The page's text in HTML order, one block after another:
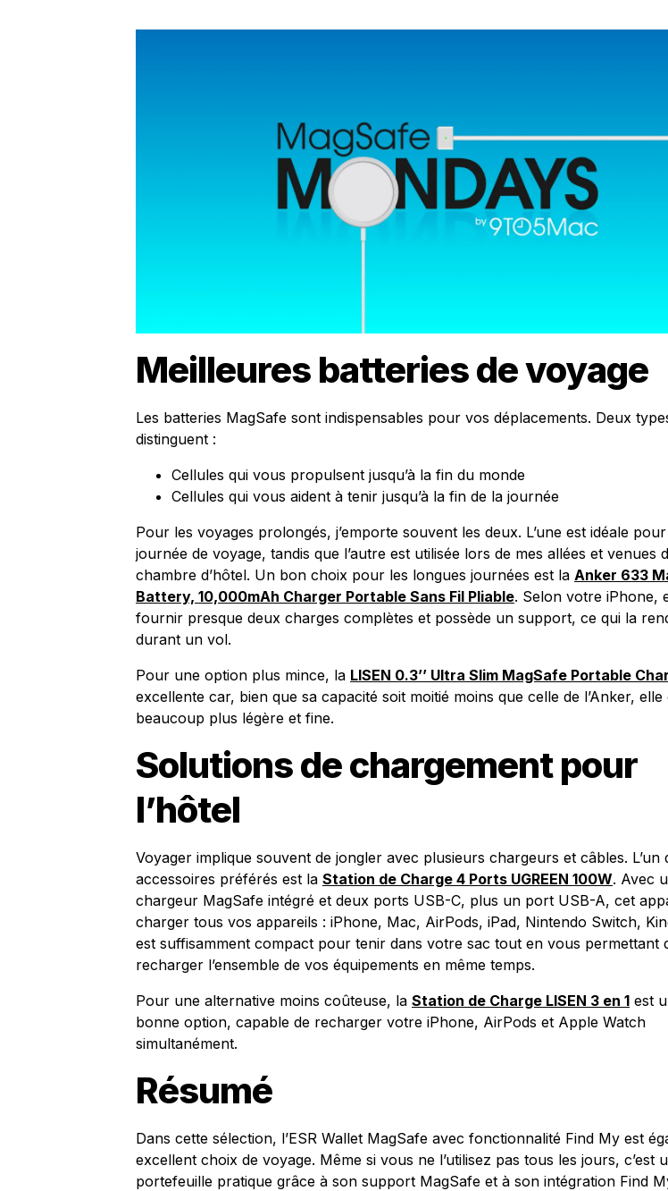
Meilleures batteries de voyage
Les batteries MagSafe sont indispensables pour vos déplacements. Deux
distinguent :
Cellules qui vous propulsent jusqu’à la fin du monde
Cellules qui vous aident à tenir jusqu’à la fin de la journée
Pour les voyages prolongés, j’emporte souvent les deux. L’une est idéale
journée de voyage, tandis que l’autre est utilisée lors de mes allées et venues
chambre d’hôtel. Un bon choix pour les longues journées est la Anker 633
Battery, 10,000mAh Charger Portable Sans Fil Pliable. Selon votre iPhone,
fournir presque deux charges complètes et possède un support, ce qui la
durant un vol.
Pour une option plus mince, la LISEN 0.3’’ Ultra Slim MagSafe Portable
excellente car, bien que sa capacité soit moitié moins que celle de l’Anker, elle
beaucoup plus légère et fine.
Solutions de chargement pour
l’hôtel
Voyager implique souvent de jongler avec plusieurs chargeurs et câbles. L’un
accessoires préférés est la Station de Charge 4 Ports UGREEN 100W. Avec
chargeur MagSafe intégré et deux ports USB-C, plus un port USB-A, cet
charger tous vos appareils : iPhone, Mac, AirPods, iPad, Nintendo Switch,
est suffisamment compact pour tenir dans votre sac tout en vous permettant
recharger l’ensemble de vos équipements en même temps.
Pour une alternative moins coûteuse, la Station de Charge LISEN 3 en 1 est
bonne option, capable de recharger votre iPhone, AirPods et Apple Watch
simultanément.
Résumé
Dans cette sélection, l’ESR Wallet MagSafe avec fonctionnalité Find My est
excellent choix de voyage. Même si vous ne l’utilisez pas tous les jours, c’est
portefeuille pratique grâce à son support MagSafe et à son intégration Find